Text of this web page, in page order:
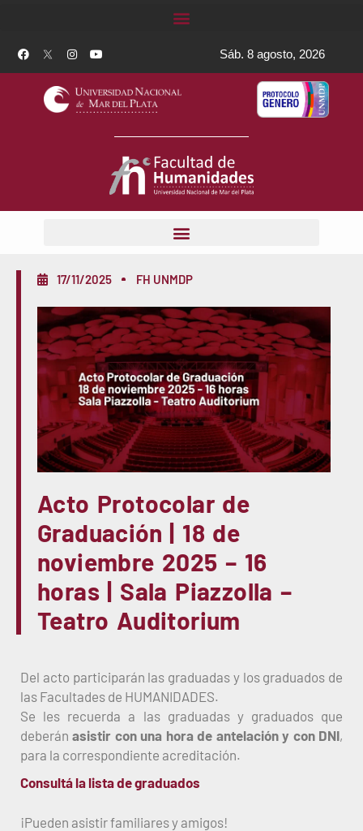
Sáb. 8 agosto, 2026
17/11/2025 FH UNMDP
Acto Protocolar de
Graduación | 18 de
noviembre 2025 – 16
horas | Sala Piazzolla –
Teatro Auditorium
Del acto participarán las graduadas y los graduados de
las Facultades de HUMANIDADES.
Se les recuerda a las graduadas y graduados que
deberánasistir con una hora de antelación y con DNI,
para la correspondiente acreditación.
Consultá la lista de graduados
¡Pueden asistir familiares y amigos!